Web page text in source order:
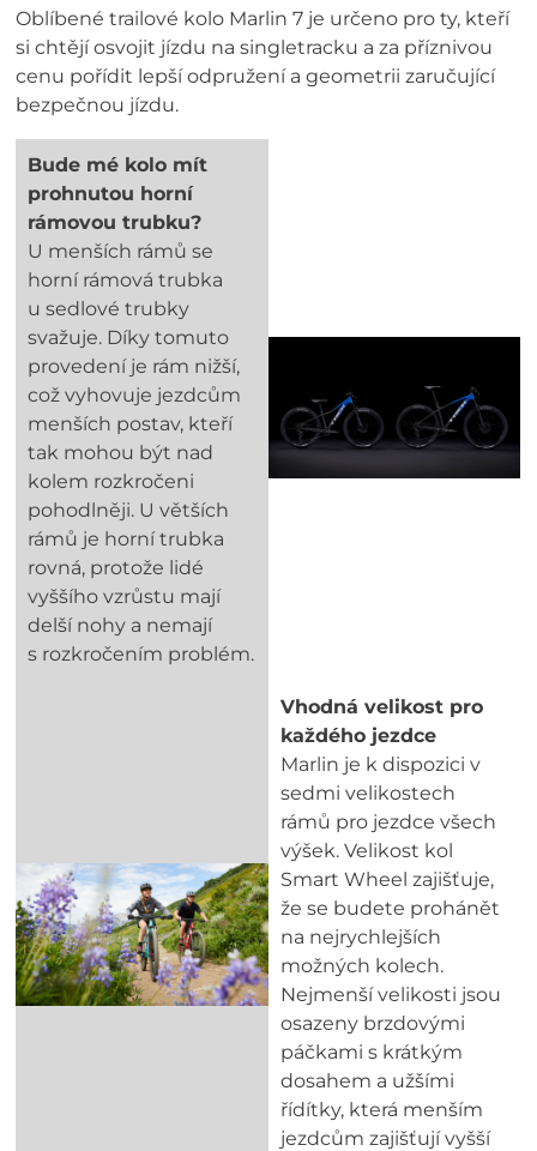
Oblíbené trailové kolo Marlin 7 je určeno pro ty, kteří
si chtějí osvojit jízdu na singletracku a za příznivou
cenu pořídit lepší odpružení a geometrii zaručující
bezpečnou jízdu.
Bude mé kolo mít
prohnutou horní
rámovou trubku?
U menších rámů se
horní rámová trubka
u sedlové trubky
svažuje. Díky tomuto
provedení je rám nižší,
což vyhovuje jezdcům
menších postav, kteří
tak mohou být nad
kolem rozkročeni
pohodlněji. U větších
rámů je horní trubka
rovná, protože lidé
vyššího vzrůstu mají
delší nohy a nemají
s rozkročením problém.
Vhodná velikost pro
každého jezdce
Marlin je k dispozici v
sedmi velikostech
rámů pro jezdce všech
výšek. Velikost kol
Smart Wheel zajišťuje,
že se budete prohánět
na nejrychlejších
možných kolech.
Nejmenší velikosti jsou
osazeny brzdovými
páčkami s krátkým
dosahem a užšími
řídítky, která menším
jezdcům zajišťují vyšší